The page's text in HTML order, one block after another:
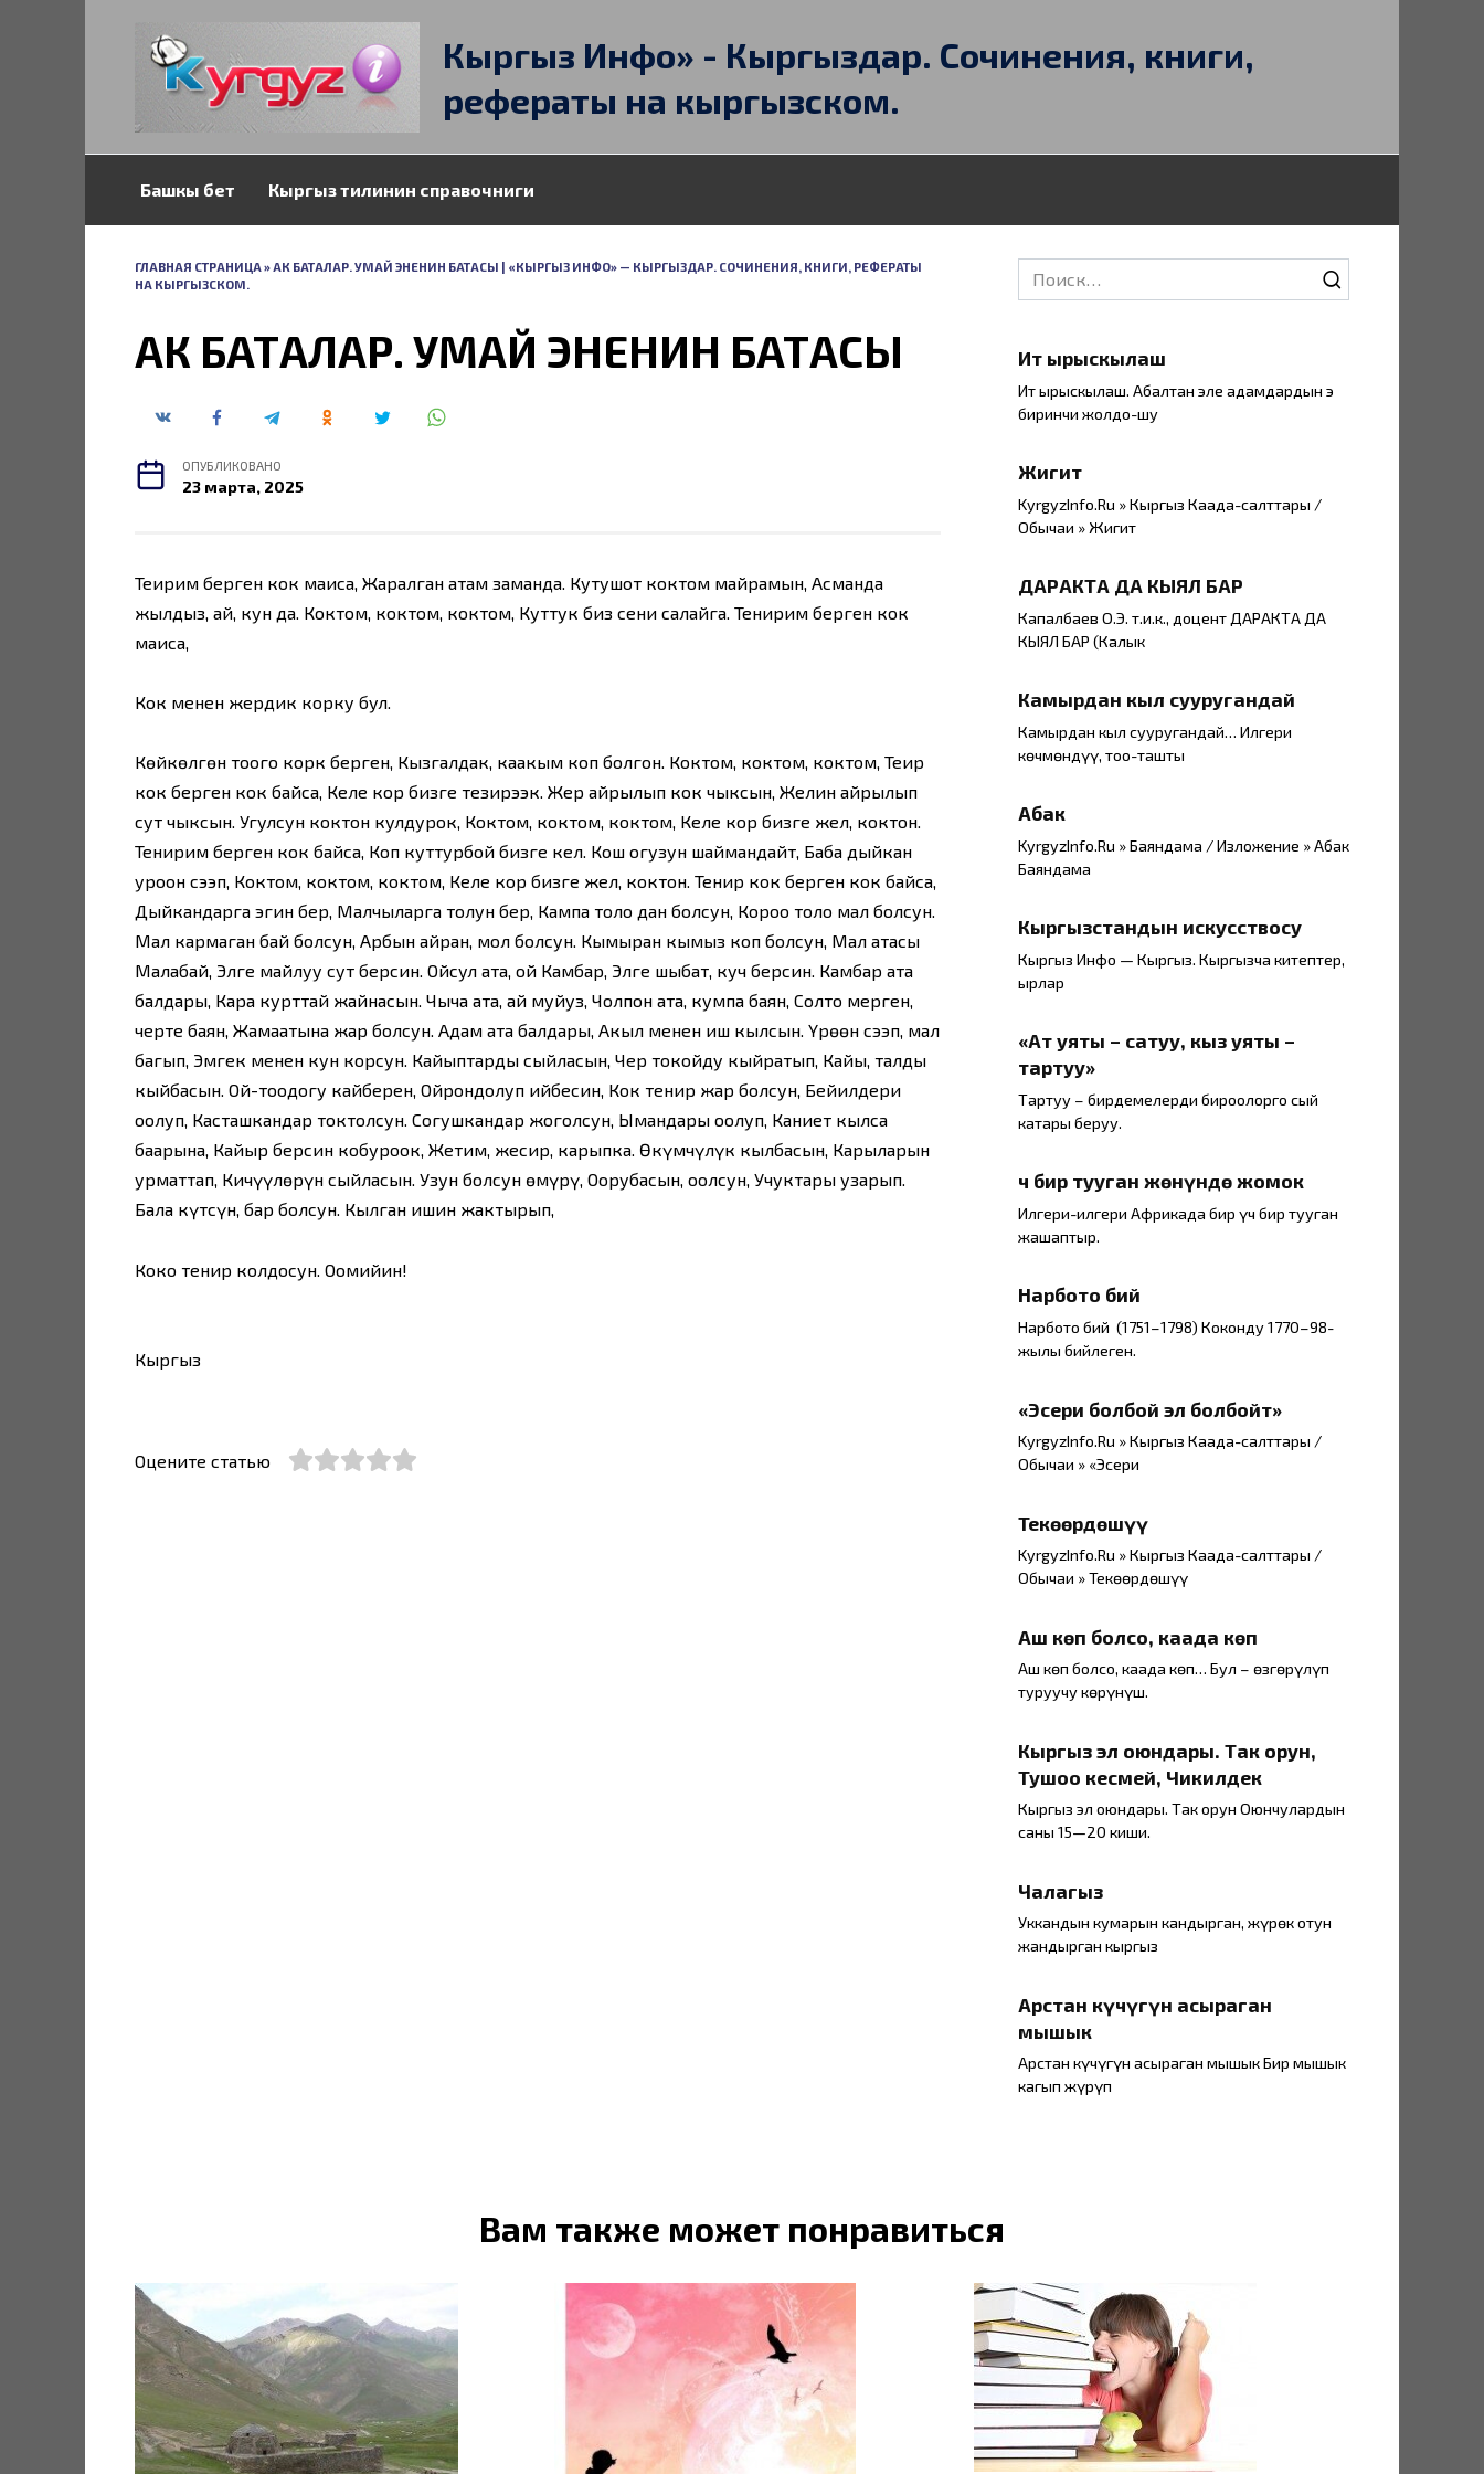
Кыргыз Инфо» - Кыргыздар. Сочинения, книги,
рефераты на кыргызском.
Башкы бет Кыргыз тилинин справочниги
ГЛАВНАЯ СТРАНИЦА»АК БАТАЛАР. УМАЙ ЭНЕНИН БАТАСЫ | «КЫРГЫЗ ИНФО» — КЫРГЫЗДАР. СОЧИНЕНИЯ, КНИГИ, РЕФЕРАТЫ
НА КЫРГЫЗСКОМ.
АК БАТАЛАР. УМАЙ ЭНЕНИН БАТАСЫ
ОПУБЛИКОВАНО
23 марта, 2025
Теңирим берген кок маиса, Жаралган атам заманда. Кутушот коктом майрамын, Асманда
жылдыз, ай, кун да. Коктом, коктом, коктом, Куттук биз сени салайга. Тенирим берген кок
маиса,
Кок менен жердик корку бул.
Көйкөлгөн тоого корк берген, Кызгалдак, каакым коп болгон. Коктом, коктом, коктом, Теңир
кок берген кок байса, Келе кор бизге тезирээк. Жер айрылып кок чыксын, Желин айрылып
сут чыксын. Угулсун коктон кулдурок, Коктом, коктом, коктом, Келе кор бизге жел, коктон.
Тенирим берген кок байса, Коп куттурбой бизге кел. Кош огузун шаймандайт, Баба дыйкан
уроон сээп, Коктом, коктом, коктом, Келе кор бизге жел, коктон. Тенир кок берген кок байса,
Дыйкандарга эгин бер, Малчыларга толун бер, Кампа толо дан болсун, Короо толо мал болсун.
Мал кармаган бай болсун, Арбын айран, мол болсун. Кымыран кымыз коп болсун, Мал атасы
Малабай, Элге майлуу сут берсин. Ойсул ата, ой Камбар, Элге шыбат, куч берсин. Камбар ата
балдары, Кара курттай жайнасын. Чычаң ата, ай муйуз, Чолпон ата, кумпа баян, Солто мерген,
черте баян, Жамаатына жар болсун. Адам ата балдары, Акыл менен иш кылсын. Үрөөн сээп, мал
багып, Эмгек менен кун корсун. Кайыптарды сыйласын, Чер токойду кыйратып, Кайың, талды
кыйбасын. Ой-тоодогу кайберен, Ойрондолуп ийбесин, Кок тенир жар болсун, Бейилдери
оңолуп, Касташкандар токтолсун. Согушкандар жоголсун, Ымандары оңолуп, Каниет кылса
баарына, Кайыр берсин кобуроок, Жетим, жесир, карыпка. Өкүмчүлүк кылбасын, Карыларын
урматтап, Кичүүлөрүн сыйласын. Узун болсун өмүрү, Оорубасын, оңолсун, Учуктары узарып.
Бала күтсүн, бар болсун. Кылган ишин жактырып,
Коко тенир колдосун. Оомийин!
Кыргыз
Оцените статью
Search
for:
Ит ырыскылаш
Ит ырыскылаш. Абалтан эле адамдардын эң
биринчи жолдо-шу
Жигит
KyrgyzInfo.Ru » Кыргыз Каада-салттары /
Обычаи » Жигит
ДАРАКТА ДА КЫЯЛ БАР
Капалбаев О.Э. т.и.к., доцент ДАРАКТА ДА
КЫЯЛ БАР (Калык
Камырдан кыл сууругандай
Камырдан кыл сууругандай… Илгери
көчмөндүү, тоо-ташты
Абак
KyrgyzInfo.Ru » Баяндама / Изложение » Абак
Баяндама
Кыргызстандын искусствосу
Кыргыз Инфо — Кыргыз. Кыргызча китептер,
ырлар
«Ат уяты – сатуу, кыз уяты –
тартуу»
Тартуу – бирдемелерди бироолорго сый
катары беруу.
Үч бир тууган жөнүндө жомок
Илгери-илгери Африкада бир үч бир тууган
жашаптыр.
Нарбото бий
Нарбото бий (1751–1798) Коконду 1770–98-
жылы бийлеген.
«Эсери болбой эл болбойт»
KyrgyzInfo.Ru » Кыргыз Каада-салттары /
Обычаи » «Эсери
Текөөрдөшүү
KyrgyzInfo.Ru » Кыргыз Каада-салттары /
Обычаи » Текөөрдөшүү
Аш көп болсо, каада көп
Аш көп болсо, каада көп… Бул – өзгөрүлүп
туруучу көрүнүш.
Кыргыз эл оюндары. Так орун,
Тушоо кесмей, Чикилдек
Кыргыз эл оюндары. Так орун Оюнчулардын
саны 15—20 киши.
Чалагыз
Уккандын кумарын кандырган, жүрөк отун
жандырган кыргыз
Арстан күчүгүн асыраган
мышык
Арстан күчүгүн асыраган мышык Бир мышык
каңгып жүрүп
Вам также может понравиться